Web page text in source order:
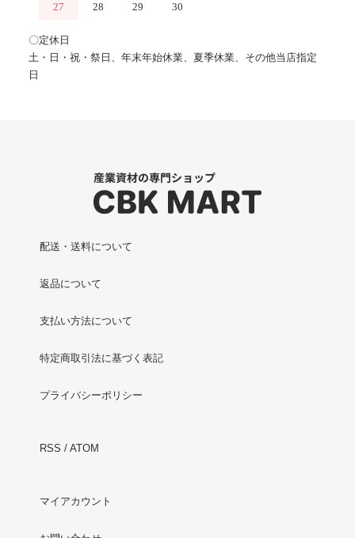
27 28 29 30
〇定休日
土・日・祝・祭日、年末年始休業、夏季休業、その他当店指定
日
配送・送料について
返品について
支払い方法について
特定商取引法に基づく表記
プライバシーポリシー
RSS / ATOM
マイアカウント